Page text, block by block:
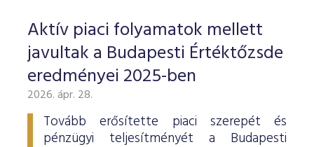
Aktív piaci folyamatok mellett
javultak a Budapesti Értéktőzsde
eredményei 2025-ben
2026. ápr. 28.
Tovább erősítette piaci szerepét és
pénzügyi teljesítményét a Budapesti